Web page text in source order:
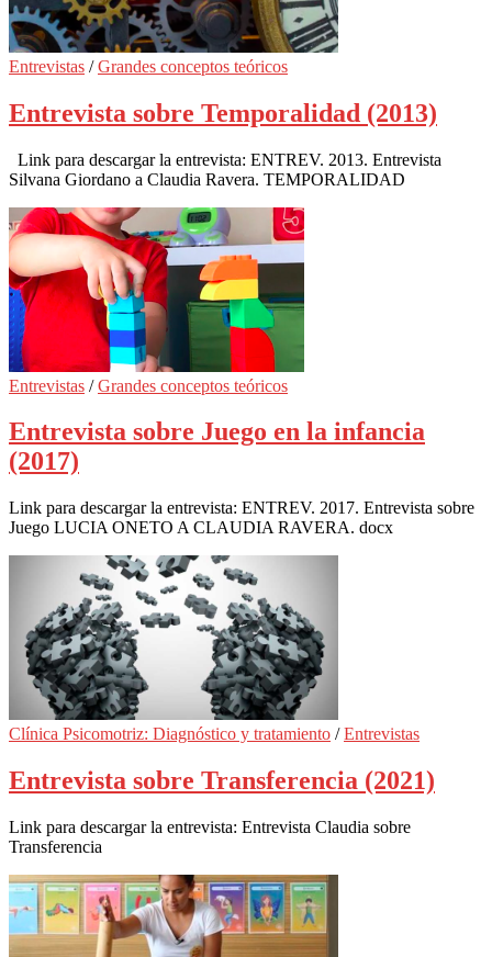
Entrevistas /Grandes conceptos teóricos
Entrevista sobre Temporalidad (2013)
Link para descargar la entrevista: ENTREV. 2013. Entrevista
Silvana Giordano a Claudia Ravera. TEMPORALIDAD
Entrevistas /Grandes conceptos teóricos
Entrevista sobre Juego en la infancia
(2017)
Link para descargar la entrevista: ENTREV. 2017. Entrevista sobre
Juego LUCIA ONETO A CLAUDIA RAVERA. docx
Clínica Psicomotriz: Diagnóstico y tratamiento /Entrevistas
Entrevista sobre Transferencia (2021)
Link para descargar la entrevista: Entrevista Claudia sobre
Transferencia